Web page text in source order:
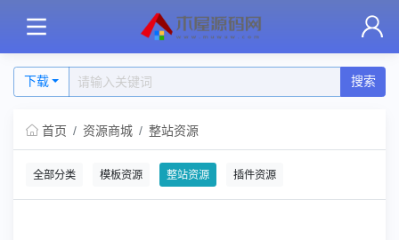
下载 搜索
首页 资源商城 整站资源
全部分类 模板资源 整站资源 插件资源